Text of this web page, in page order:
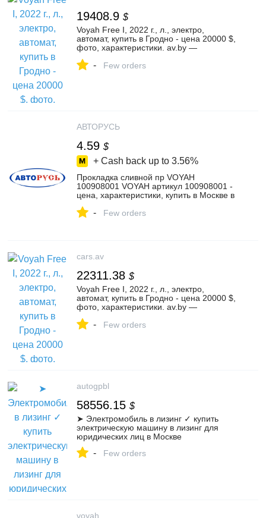
19408.9 $
Voyah Free I, 2022 г., л., электро,
автомат, купить в Гродно - цена 20000 $,
фото, характеристики. av.by —
№131423539
- Few orders
АВТОРУСЬ
4.59 $
+ Cash back up to 3.56%
Прокладка сливной пр VOYAH
100908001 VOYAH артикул 100908001 -
цена, характеристики, купить в Москве в
АВТОРУСЬ
- Few orders
cars.av
22311.38 $
Voyah Free I, 2022 г., л., электро,
автомат, купить в Гродно - цена 20000 $,
фото, характеристики. av.by —
№131423539
- Few orders
autogpbl
58556.15 $
➤ Электромобиль в лизинг ✓ купить
электрическую машину в лизинг для
юридических лиц в Москве
- Few orders
voyah